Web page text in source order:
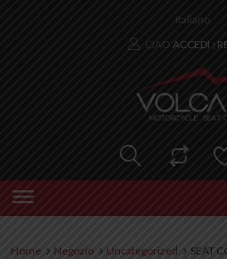
Italiano
CIAO ACCEDI |
Home Negozio Uncategorized
SEAT